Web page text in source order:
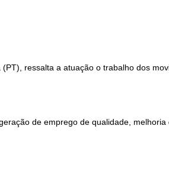
ressalta a atuação o trabalho dos
de emprego de qualidade,